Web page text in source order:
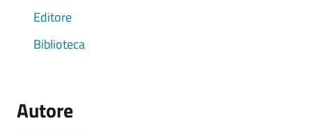
Editore
Biblioteca
Autore